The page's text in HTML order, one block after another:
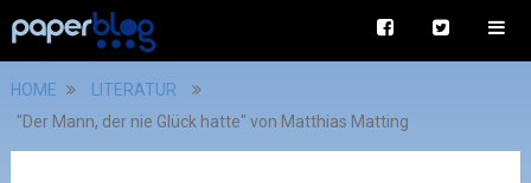
HOME
LITERATUR
"Der Mann, der nie Glück hatte" von Matthias Matting